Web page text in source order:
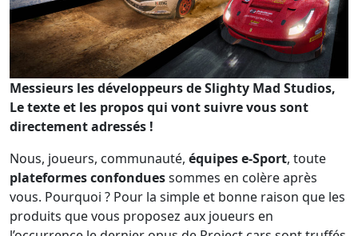
Messieurs les développeurs de Slighty Mad Studios,
Le texte et les propos qui vont suivre vous sont
directement adressés !
Nous, joueurs, communauté, équipes e-Sport, toute
plateformes confonduessommes en colère après
vous. Pourquoi ? Pour la simple et bonne raison que les
produits que vous proposez aux joueurs en